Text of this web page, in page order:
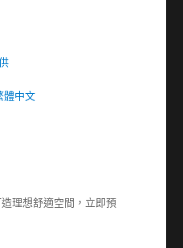
中文
理想舒適空間，立即預